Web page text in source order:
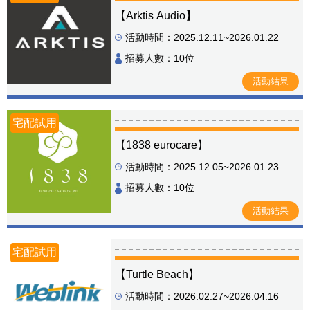
【Arktis Audio】
活動時間：2025.12.11~2026.01.22
招募人數：10位
活動結果
宅配試用
【1838 eurocare】
活動時間：2025.12.05~2026.01.23
招募人數：10位
活動結果
宅配試用
【Turtle Beach】
活動時間：2026.02.27~2026.04.16